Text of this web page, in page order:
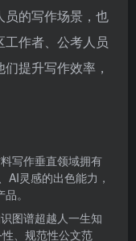
员的写作场景，也
作者、公考人员
提升写作效率，
写作垂直领域拥有
AI灵感的出色能力，
。
图谱超越人一生知
、规范性公文范